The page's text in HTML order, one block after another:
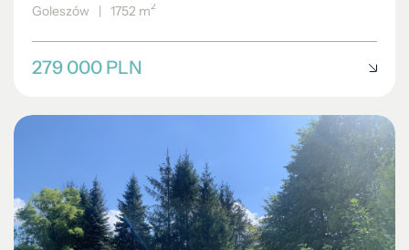
Goleszów | 1752 m2
279 000 PLN